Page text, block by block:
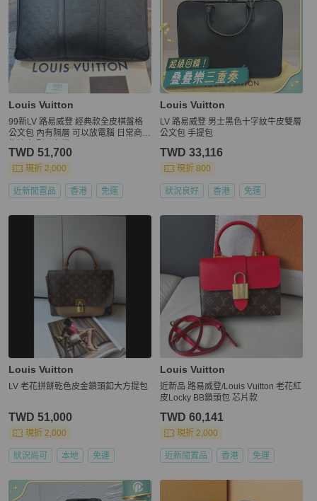
Louis Vuitton
99新LV 路易威登 經典款全皮棋盤格
公文包 內有隔層 可以放電腦 日常商務
TWD 51,700
現折 2,000
近新閒置品 香港 免運
Louis Vuitton
LV 路易威登 男士黑色十字紋牛皮雙層
公文包 手提包
TWD 33,116
現折 800
狀況良好 香港 免運
Louis Vuitton
LV 老花拼餅乾色皮金鎖頭釦大方提包
TWD 51,000
現折 2,000
狀況尚可 本地 免運
Louis Vuitton
近新品 路易威登/Louis Vuitton 老花紅
皮Locky BB鎖頭包 芯片款
TWD 60,141
現折 2,000
近新閒置品 香港 免運